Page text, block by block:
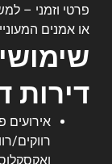
פרטי וזמני –
או אמנים
דירות
אירועים
רווקים/